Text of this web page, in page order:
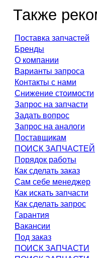
Также
Поставка запчастей
Бренды
О компании
Варианты запроса
Контакты с нами
Снижение стоимости
Запрос на запчасти
Задать вопрос
Запрос на аналоги
Поставщикам
ПОИСК ЗАПЧАСТЕЙ
Порядок работы
Как сделать заказ
Сам себе менеджер
Как искать запчасти
Как сделать запрос
Гарантия
Вакансии
Под заказ
ПОИСК ЗАПЧАСТИ